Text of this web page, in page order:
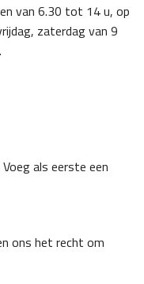
van 6.30 tot 14 u, op
zaterdag van 9
als eerste een
ons het recht om